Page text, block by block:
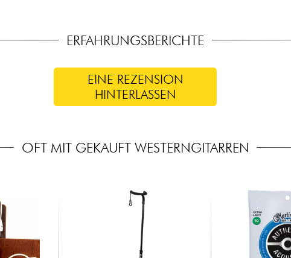
ERFAHRUNGSBERICHTE
EINE REZENSION
HINTERLASSEN
OFT MIT GEKAUFT WESTERNGITARREN